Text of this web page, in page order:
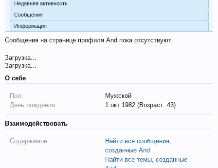
Недавняя активность
Сообщения
Информация
Сообщения на странице профиля And пока отсутствуют.
Загрузка...
Загрузка...
О себе
Пол:
Мужской
День рождения:
1 окт 1982 (Возраст: 43)
Взаимодействовать
Содержимое:
Найти все сообщения,
созданные And
Найти все темы, созданные